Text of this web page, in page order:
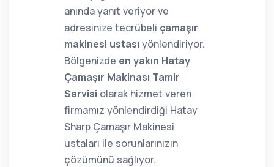
anında yanıt veriyor ve
adresinize tecrübeli çamaşır
makinesi ustası yönlendiriyor.
Bölgenizde en yakın Hatay
Çamaşır Makinası Tamir
Servisi olarak hizmet veren
firmamız yönlendirdiği Hatay
Sharp Çamaşır Makinesi
ustaları ile sorunlarınızın
çözümünü sağlıyor.